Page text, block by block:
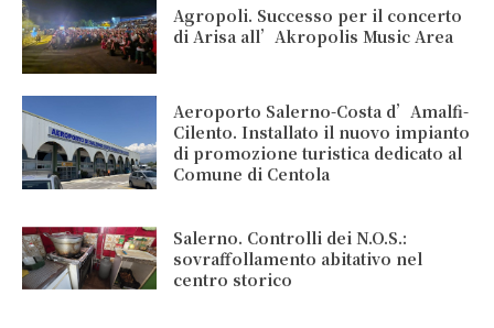
Agropoli. Successo per il concerto
di Arisa all’Akropolis Music Area
Aeroporto Salerno-Costa d’Amalfi-
Cilento. Installato il nuovo impianto
di promozione turistica dedicato al
Comune di Centola
Salerno. Controlli dei N.O.S.:
sovraffollamento abitativo nel
centro storico